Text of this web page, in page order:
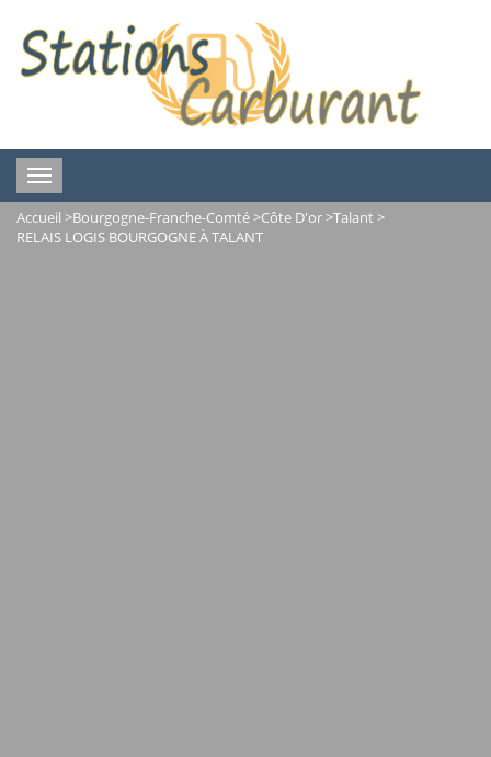
Toggle
navigation
Accueil >Bourgogne-Franche-Comté>Côte D'or>Talant >
RELAIS LOGIS BOURGOGNE À TALANT